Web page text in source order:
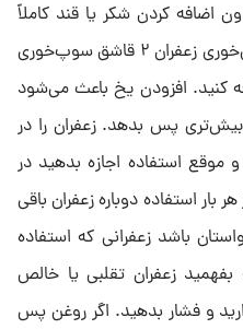
اضافه کردن شکر یا قند کاملاً
پودر کنید. بعد به ازای ۱ قاشق چای‌خوری زعفران ۲ قاشق سوپ‌خوری
اضافه کنید. افزودن یخ باعث می‌شود
پس بدهد. زعفران را در
موقع استفاده اجازه بدهید در
استفاده دوباره زعفران باقی
باشد زعفرانی که استفاده
بفهمید زعفران تقلبی یا خالص
و فشار بدهید. اگر روغن پس